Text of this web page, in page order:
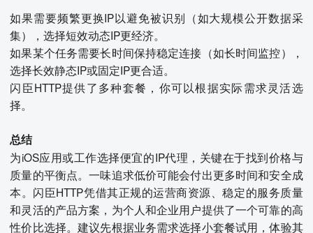
如果需要频繁更换IP以避免被识别（如大规模公开数据采
集），选择短效动态IP更经济。
如果某个任务需要长时间保持稳定连接（如长时间监控），
选择长效静态IP或固定IP更合适。
闪臣HTTP提供了多种套餐，你可以根据实际需求灵活选
择。
总结
为iOS应用或工作选择便宜的IP代理，关键在于找到价格与
质量的平衡点。一味追求低价可能会付出更多时间和安全成
本。闪臣HTTP凭借其正规的运营商资源、稳定的服务质量
和灵活的产品方案，为个人和企业用户提供了一个可靠的高
性价比选择。建议先根据业务需求选择小套餐试用，体验其